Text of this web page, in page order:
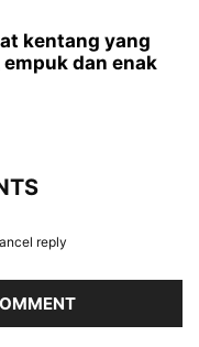
kentang yang
dan enak
reply